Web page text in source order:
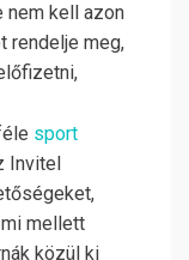
kell azon
rendelje meg,
sport
Invitel
mellett
közül ki